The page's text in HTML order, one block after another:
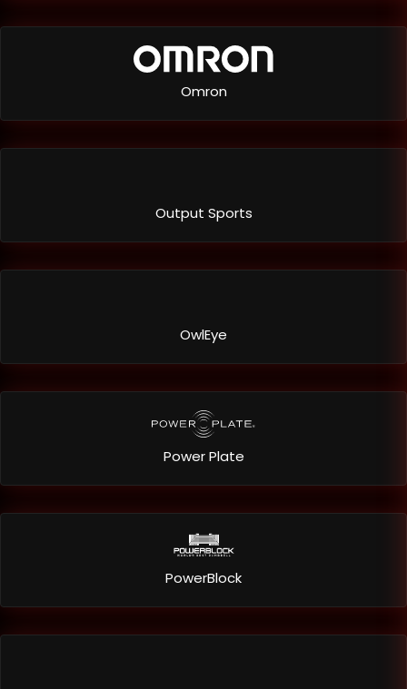
Omron
Output Sports
OwlEye
Power Plate
PowerBlock